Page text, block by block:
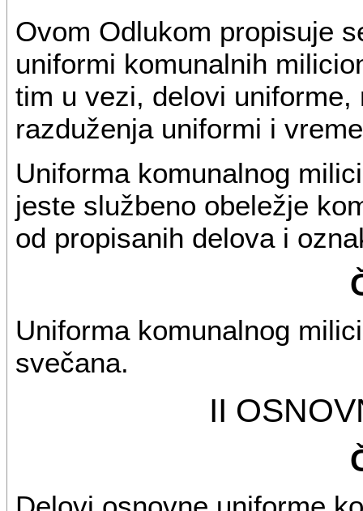
Ovom Odlukom propisuje
uniformi komunalnih
tim u vezi, delovi
razduženja uniformi i
Uniforma komunalnog
jeste službeno obeležje
od propisanih delova i
Uniforma komunalnog
svečana.
II